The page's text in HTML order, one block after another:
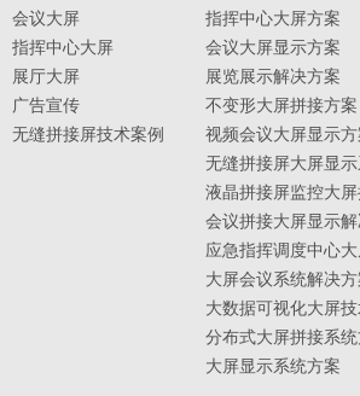
会议大屏
指挥中心大屏
展厅大屏
广告宣传
无缝拼接屏技术案例
指挥中心大屏方案
会议大屏显示方案
展览展示解决方案
不变形大屏拼接方案
视频会议大屏显示
无缝拼接屏大屏显
液晶拼接屏监控大
会议拼接大屏显示
应急指挥调度中心
大屏会议系统解决
大数据可视化大屏
分布式大屏拼接系
大屏显示系统方案